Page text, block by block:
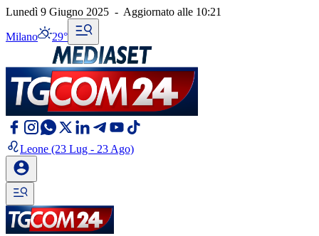
Lunedì 9 Giugno 2025 - Aggiornato alle 10:21
Milano 29°
Leone (23 Lug - 23 Ago)